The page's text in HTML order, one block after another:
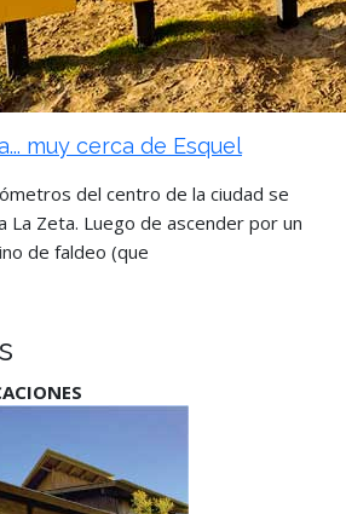
muy cerca de Esquel
del centro de la ciudad se
La Zeta. Luego de ascender por un
de faldeo (que